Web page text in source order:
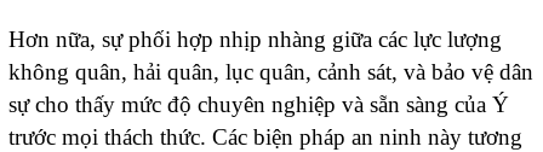
Hơn nữa, sự phối hợp nhịp nhàng giữa các lực lượng
không quân, hải quân, lục quân, cảnh sát, và bảo vệ dân
sự cho thấy mức độ chuyên nghiệp và sẵn sàng của Ý
trước mọi thách thức. Các biện pháp an ninh này tương